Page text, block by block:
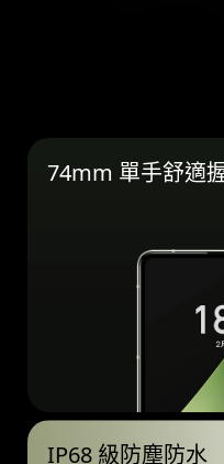
74mm 單手舒適
IP68 級防塵防水